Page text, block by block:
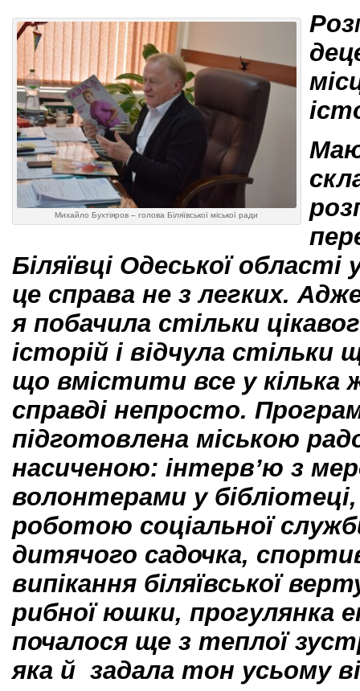
Михайло Бухтіяров – голова Біляївської міської ради
Біляївці Одеської
це справа не з легких.
я побачила стільки
історій і відчула стільки
що вмістити все у кілька
справді непросто.
підготовлена міською
насиченою: інтерв’ю з
волонтерами у
роботою соціальної
дитячого садочка,
випікання біляївської
рибної юшки, прогулянка
почалося ще з теплої
яка й задала тон усьому